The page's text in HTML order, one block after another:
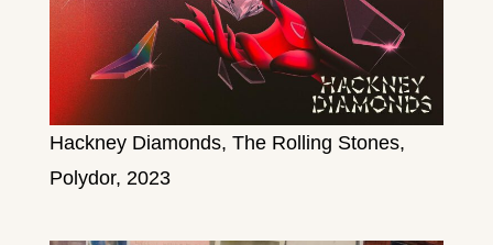
Hackney Diamonds, The Rolling Stones,
Polydor, 2023